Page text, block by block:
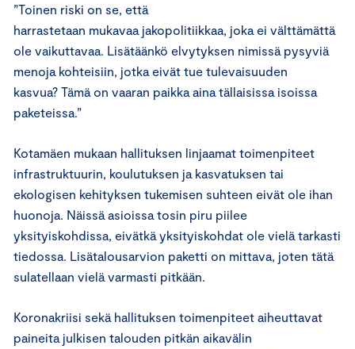
”Toinen riski on se, että
harrastetaan mukavaa jakopolitiikkaa, joka ei välttämättä
ole vaikuttavaa. Lisätäänkö elvytyksen nimissä pysyviä
menoja kohteisiin, jotka eivät tue tulevaisuuden
kasvua? Tämä on vaaran paikka aina tällaisissa isoissa
paketeissa.”
Kotamäen mukaan hallituksen linjaamat toimenpiteet
infrastruktuurin, koulutuksen ja kasvatuksen tai
ekologisen kehityksen tukemisen suhteen eivät ole ihan
huonoja. Näissä asioissa tosin piru piilee
yksityiskohdissa, eivätkä yksityiskohdat ole vielä tarkasti
tiedossa. Lisätalousarvion paketti on mittava, joten tätä
sulatellaan vielä varmasti pitkään.
Koronakriisi sekä hallituksen toimenpiteet aiheuttavat
paineita julkisen talouden pitkän aikavälin